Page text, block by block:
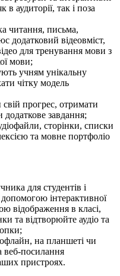
аудиторії, так і поза
читання, письма,
додатковий відеовміст,
для тренування мови з
мови;
учням унікальну
чітку модель
прогрес, отримати
додаткове завдання;
сторінки, списки
та мовне портфоліо
для студентів і
інтерактивної
відображення в класі,
та відтворюйте аудіо та
на планшеті чи
веб-посилання
пристроях.